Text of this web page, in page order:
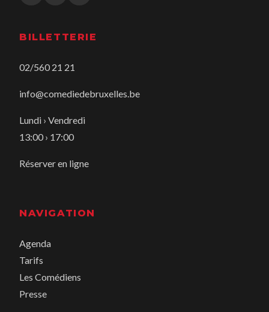
BILLETTERIE
02/560 21 21
info@comediedebruxelles.be
Lundi › Vendredi
13:00 › 17:00
Réserver en ligne
NAVIGATION
Agenda
Tarifs
Les Comédiens
Presse